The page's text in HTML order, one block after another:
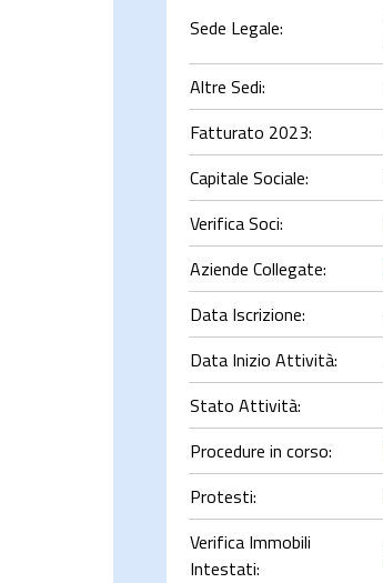
Sede Legale:
Altre Sedi:
Fatturato 2023:
Capitale Sociale:
Verifica Soci:
Aziende Collegate:
Data Iscrizione:
Data Inizio Attività:
Stato Attività:
Procedure in corso:
Protesti:
Verifica Immobili
Intestati: